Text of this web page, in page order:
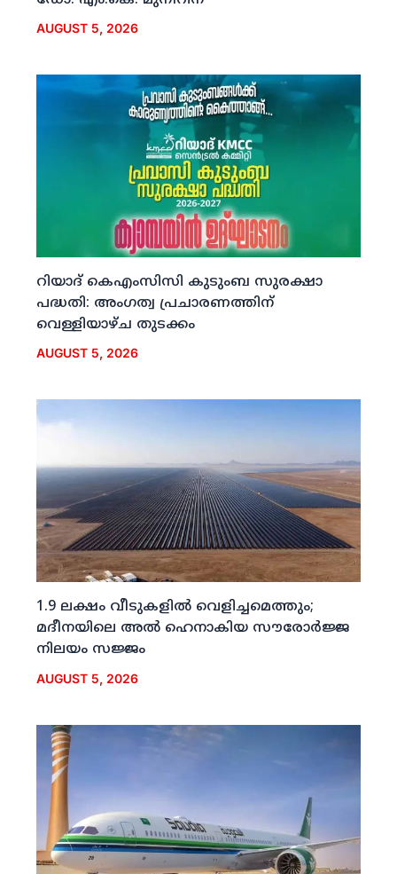
AUGUST 5, 2026
റിയാദ് കെഎംസിസി കുടുംബ സുരക്ഷാ
പദ്ധതി: അംഗത്വ പ്രചാരണത്തിന്
വെള്ളിയാഴ്ച തുടക്കം
AUGUST 5, 2026
1.9 ലക്ഷം വീടുകളില്‍ വെളിച്ചമെത്തും;
മദീനയിലെ അല്‍ ഹെനാകിയ സൗരോര്‍ജ്ജ
നിലയം സജ്ജം
AUGUST 5, 2026